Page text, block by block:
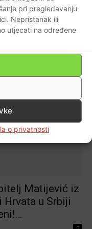
pri pregledavanju
Nepristanak ili
utjecati na određene
o privatnosti
noćne sate?
Matijević iz
Hrvata u Srbiji